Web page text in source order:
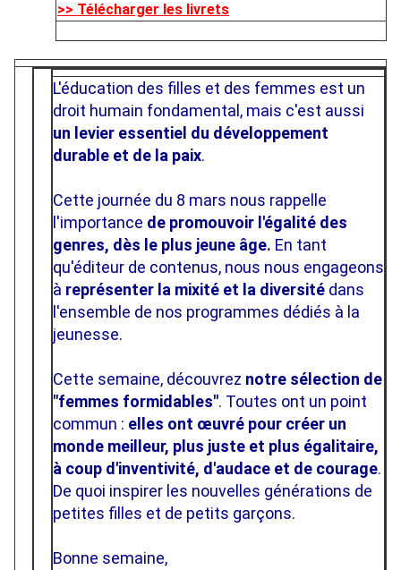
>> Télécharger les livrets
L'éducation des filles et des femmes est un
droit humain fondamental, mais c'est aussi
un levier essentiel du développement
durable et de la paix.
Cette journée du 8 mars nous rappelle
l'importance de promouvoir l'égalité des
genres, dès le plus jeune âge. En tant
qu'éditeur de contenus, nous nous engageons
à représenter la mixité et la diversité dans
l'ensemble de nos programmes dédiés à la
jeunesse.
Cette semaine, découvrez notre sélection de
"femmes formidables". Toutes ont un point
commun : elles ont œuvré pour créer un
monde meilleur, plus juste et plus égalitaire,
à coup d'inventivité, d'audace et de courage.
De quoi inspirer les nouvelles générations de
petites filles et de petits garçons.
Bonne semaine,